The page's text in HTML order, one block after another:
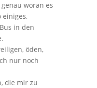
woran es
einiges,
in den
öden,
nur noch
die mir zu